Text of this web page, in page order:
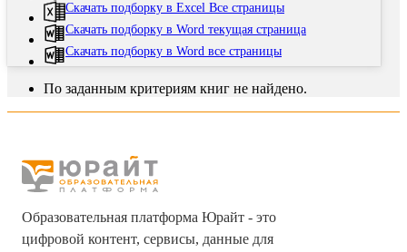
Скачать подборку в Excel Все страницы
Скачать подборку в Word текущая страница
Скачать подборку в Word все страницы
По заданным критериям книг не найдено.
Образовательная платформа Юрайт - это
цифровой контент, сервисы, данные для